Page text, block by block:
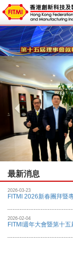
Previous
最新消息
2026-03-23
FITMI 2026新春團拜暨
2026-02-04
FITMI週年大會暨第十